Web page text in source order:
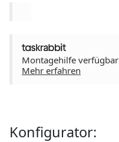
Montagehilfe verfügbar
Mehr erfahren
Konfigurator: